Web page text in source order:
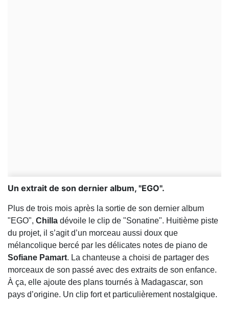
Un extrait de son dernier album, "EGO".
Plus de trois mois après la sortie de son dernier album
"EGO", Chilla dévoile le clip de "Sonatine". Huitième piste
du projet, il s’agit d’un morceau aussi doux que
mélancolique bercé par les délicates notes de piano de
Sofiane Pamart. La chanteuse a choisi de partager des
morceaux de son passé avec des extraits de son enfance.
À ça, elle ajoute des plans tournés à Madagascar, son
pays d’origine. Un clip fort et particulièrement nostalgique.